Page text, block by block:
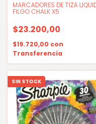
MARCADORES DE TIZA
FILGO CHALK X5
$23.200,00
$19.720,00 con
Transferencia
SIN STOCK